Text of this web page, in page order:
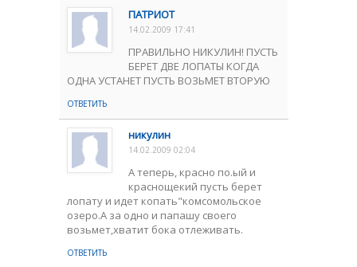
ПАТРИОТ
14.02.2009 17:41
ПРАВИЛЬНО НИКУЛИН! ПУСТЬ
БЕРЕТ ДВЕ ЛОПАТЫ КОГДА
ОДНА УСТАНЕТ ПУСТЬ ВОЗЬМЕТ ВТОРУЮ
ОТВЕТИТЬ
никулин
14.02.2009 02:04
А теперь, красно по.ый и
краснощекий пусть берет
лопату и идет копать"комсомольское
озеро.А за одно и папашу своего
возьмет,хватит бока отлеживать.
ОТВЕТИТЬ